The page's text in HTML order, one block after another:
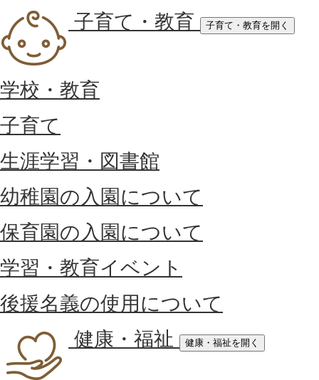
子育て・教育
子育て・教育を開く
学校・教育
子育て
生涯学習・図書館
幼稚園の入園について
保育園の入園について
学習・教育イベント
後援名義の使用について
健康・福祉
健康・福祉を開く